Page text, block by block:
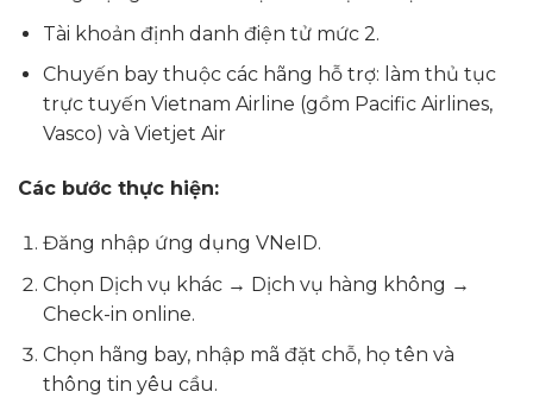
Tài khoản định danh điện tử mức 2.
Chuyến bay thuộc các hãng hỗ trợ: làm thủ tục
trực tuyến Vietnam Airline (gồm Pacific Airlines,
Vasco) và Vietjet Air
Các bước thực hiện:
Đăng nhập ứng dụng VNeID.
Chọn Dịch vụ khác → Dịch vụ hàng không →
Check-in online.
Chọn hãng bay, nhập mã đặt chỗ, họ tên và
thông tin yêu cầu.